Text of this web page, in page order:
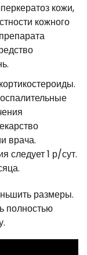
кожи,
кожного
врача.
следует 1 р/сут.
размеры.
полностью